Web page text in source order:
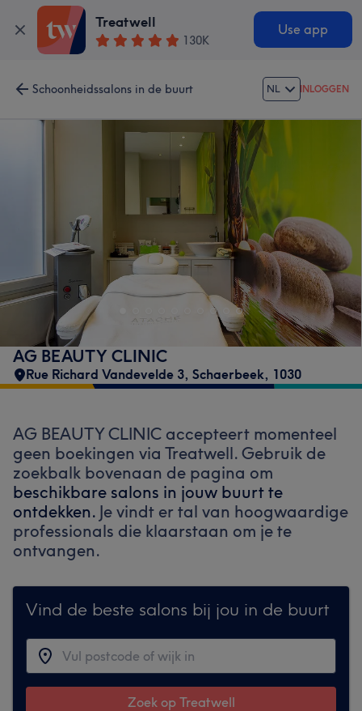
Treatwell
130K
Use app
Schoonheidssalons in de buurt NL INLOGGEN
AG BEAUTY CLINIC
Rue Richard Vandevelde 3, Schaerbeek, 1030
AG BEAUTY CLINIC accepteert momenteel
geen boekingen via Treatwell. Gebruik de
zoekbalk bovenaan de pagina om
beschikbare salons in jouw buurt te
ontdekken. Je vindt er tal van hoogwaardige
professionals die klaarstaan om je te
ontvangen.
Vind de beste salons bij jou in de buurt
Zoek op Treatwell